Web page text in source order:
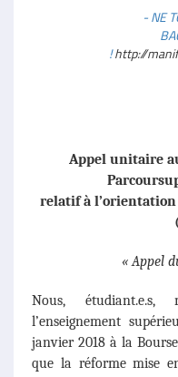
- NE
!http://
Appel unitaire
relatif à
« Appel
Nous,
l’enseignement
janvier 2018 à la
que la réforme mise